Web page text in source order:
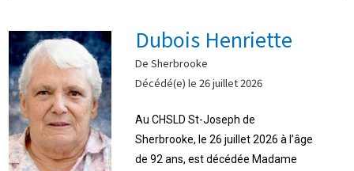
Dubois Henriette
De Sherbrooke
Décédé(e) le 26 juillet 2026
Au CHSLD St-Joseph de
Sherbrooke, le 26 juillet 2026 à l’âge
de 92 ans, est décédée Madame